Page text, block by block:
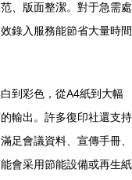
、版面整潔。對于急需處
錄入服務能節省大量時間
到彩色，從A4紙到大幅
輸出。許多復印社還支持
足會議資料、宣傳手冊、
會采用節能設備或再生紙